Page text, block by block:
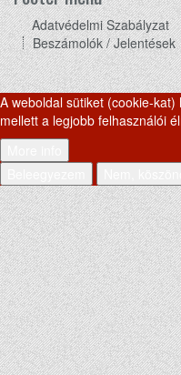
Adatvédelmi Szabályzat
Beszámolók / Jelentések
A weboldal sütiket (cookie-
mellett a legjobb felhasználói